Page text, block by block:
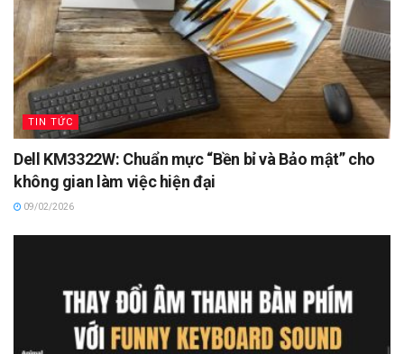
TIN TỨC
Dell KM3322W: Chuẩn mực “Bền bỉ và Bảo mật” cho
không gian làm việc hiện đại
09/02/2026